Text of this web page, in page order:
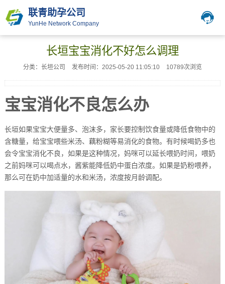
联青助孕公司
YunHe Network Company
长垣宝宝消化不好怎么调理
分类：长垣公司 发布时间：2025-05-20 11:05:10 10789次浏览
宝宝消化不良怎么办
长垣如果宝宝大便量多、泡沫多，家长要控制饮食量或降低食物中的
含糖量，给宝宝喂些米汤、藕粉糊等易消化的食物。有时候喝奶多也
会令宝宝消化不良，如果是这种情况，妈咪可以延长喂奶时间，喂奶
之前妈咪可以喝点水，酱紫能降低奶中蛋白浓度。如果是奶粉喂养，
那么可在奶中加适量的水和米汤，浓度按月龄调配。